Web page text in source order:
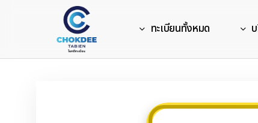
content
ทะเบียนทั้งหมด